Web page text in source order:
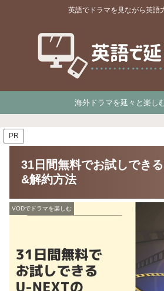
英語でドラマを見ながら英語
海外ドラマを延々と楽し
PR
31日間無料でお試しでき
&解約方法
VODでドラマを楽しむ